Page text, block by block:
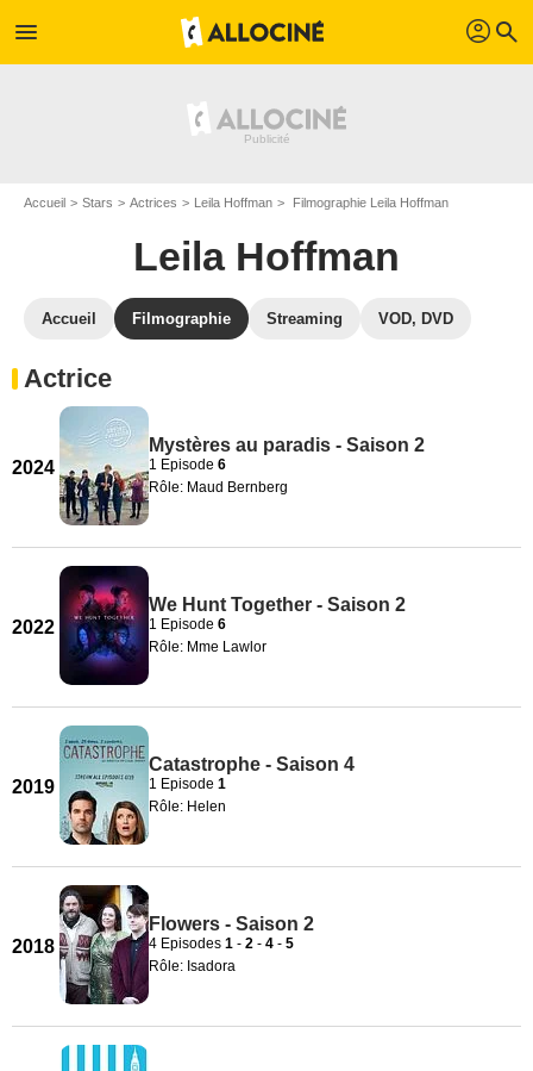
menu profil search
Accueil Stars Actrices Leila Hoffman Filmographie Leila Hoffman
Leila Hoffman
Accueil Filmographie Streaming VOD, DVD
Actrice
2024
Mystères au paradis - Saison 2
1 Episode 6
Rôle: Maud Bernberg
2022
We Hunt Together - Saison 2
1 Episode 6
Rôle: Mme Lawlor
2019
Catastrophe - Saison 4
1 Episode 1
Rôle: Helen
2018
Flowers - Saison 2
4 Episodes 1 - 2 - 4 - 5
Rôle: Isadora